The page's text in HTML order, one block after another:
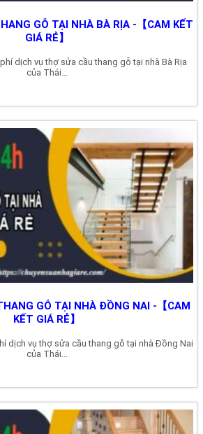
GỖ TẠI NHÀ BÀ RỊA -【CAM KẾT
GIÁ RẺ】
dịch vụ thợ sửa cầu thang gỗ tại nhà Bà Rịa
của Thái...
GỖ TẠI NHÀ ĐỒNG NAI -【CAM
KẾT GIÁ RẺ】
dịch vụ thợ sửa cầu thang gỗ tại nhà Đồng Nai
của Thái...